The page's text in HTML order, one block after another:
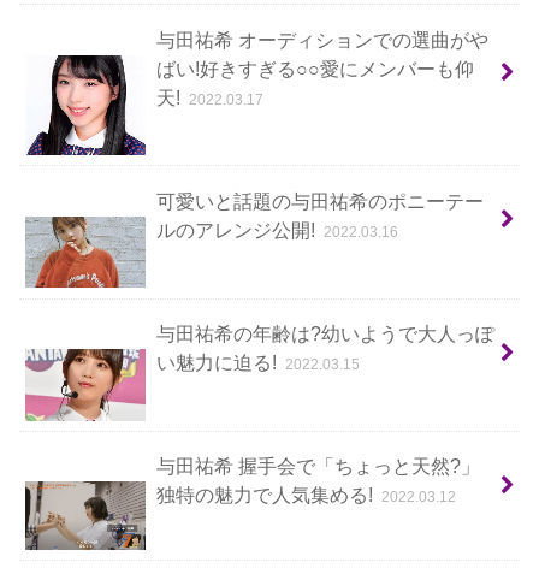
与田祐希 オーディションでの選曲がや
ばい!好きすぎる○○愛にメンバーも仰
天!
2022.03.17
可愛いと話題の与田祐希のポニーテー
ルのアレンジ公開!
2022.03.16
与田祐希の年齢は?幼いようで大人っぽ
い魅力に迫る!
2022.03.15
与田祐希 握手会で「ちょっと天然?」
独特の魅力で人気集める!
2022.03.12